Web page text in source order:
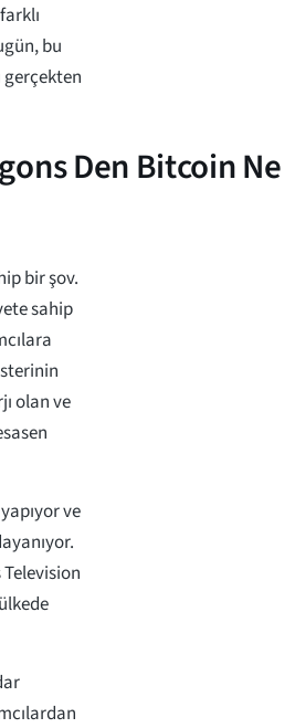
bu
Den Bitcoin Ne
bir şov.
sahip
olan ve
ve